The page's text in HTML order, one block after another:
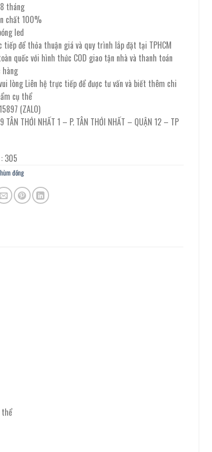
tháng
chất 100%
led
tiếp để thỏa thuận giá và quy trình lắp đặt tại TPHCM
quốc với hình thức COD giao tận nhà và thanh toán
hàng
lòng Liên hệ trực tiếp để được tư vấn và biết thêm chi
cụ thể
(ZALO)
TÂN THỚI NHẤT 1 – P. TÂN THỚI NHẤT – QUẬN 12 – TP
305
đồng
thể